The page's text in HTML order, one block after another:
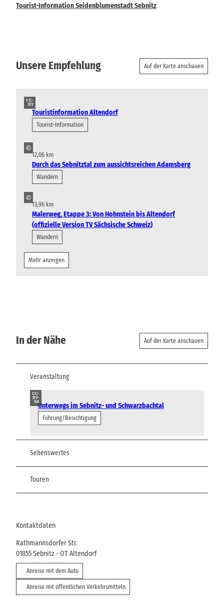
Tourist-Information Seidenblumenstadt Sebnitz
Unsere Empfehlung Auf der Karte anschauen
CC-
BY
Touristinformation Altendorf
Tourist-Information
©
12,06 km
Durch das Sebnitztal zum aussichtsreichen Adamsberg
Wandern
©
13,96 km
Malerweg, Etappe 3: Von Hohnstein bis Altendorf
(offizielle Version TV Sächsische Schweiz)
Wandern
Mehr anzeigen
In der Nähe Auf der Karte anschauen
Veranstaltung
CC-
BY-
SAUnterwegs im Sebnitz- und Schwarzbachtal
Führung/Besichtigung
Sehenswertes
Touren
Kontaktdaten
Rathmannsdorfer Str.
01855Sebnitz- OT Altendorf
Anreise mit dem Auto
Anreise mit öffentlichen Verkehrsmitteln